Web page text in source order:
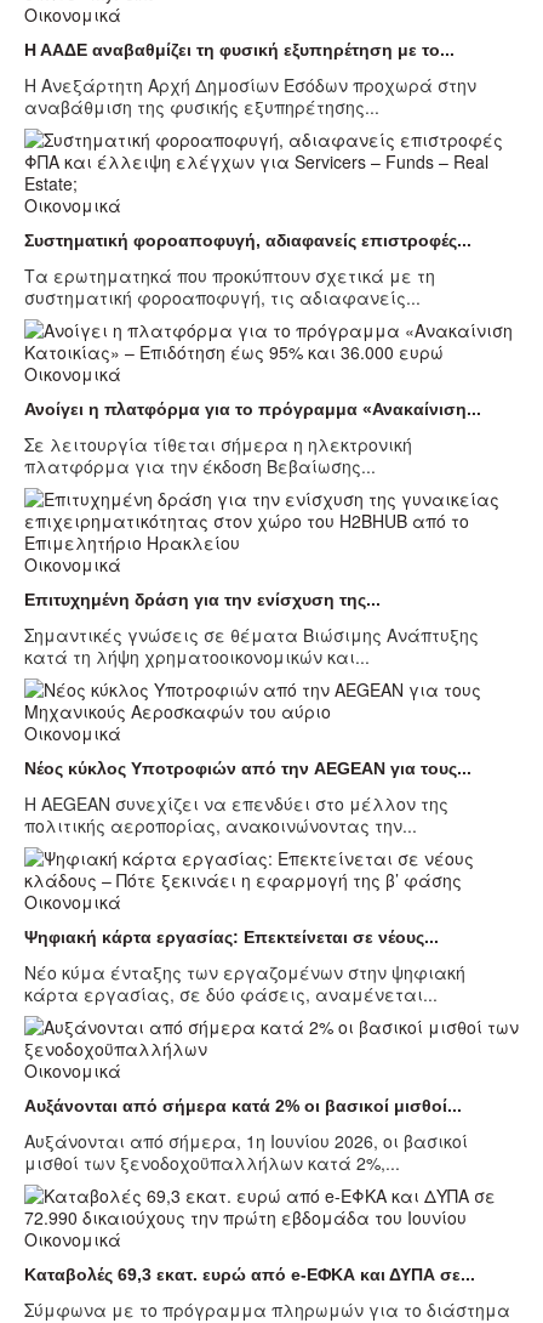
Οικονομικά
Η ΑΑΔΕ αναβαθμίζει τη φυσική εξυπηρέτηση με το...
Η Ανεξάρτητη Αρχή Δημοσίων Εσόδων προχωρά στην
αναβάθμιση της φυσικής εξυπηρέτησης...
Οικονομικά
Συστηματική φοροαποφυγή, αδιαφανείς επιστροφές...
Τα ερωτηματηκά που προκύπτουν σχετικά με τη
συστηματική φοροαποφυγή, τις αδιαφανείς...
Οικονομικά
Ανοίγει η πλατφόρμα για το πρόγραμμα «Ανακαίνιση...
Σε λειτουργία τίθεται σήμερα η ηλεκτρονική
πλατφόρμα για την έκδοση Βεβαίωσης...
Οικονομικά
Επιτυχημένη δράση για την ενίσχυση της...
Σημαντικές γνώσεις σε θέματα Βιώσιμης Ανάπτυξης
κατά τη λήψη χρηματοοικονομικών και...
Οικονομικά
Νέος κύκλος Υποτροφιών από την AEGEAN για τους...
Η AEGEAN συνεχίζει να επενδύει στο μέλλον της
πολιτικής αεροπορίας, ανακοινώνοντας την...
Οικονομικά
Ψηφιακή κάρτα εργασίας: Επεκτείνεται σε νέους...
Νέο κύμα ένταξης των εργαζομένων στην ψηφιακή
κάρτα εργασίας, σε δύο φάσεις, αναμένεται...
Οικονομικά
Aυξάνονται από σήμερα κατά 2% οι βασικοί μισθοί...
Αυξάνονται από σήμερα, 1η Ιουνίου 2026, οι βασικοί
μισθοί των ξενοδοχοϋπαλλήλων κατά 2%,...
Οικονομικά
Καταβολές 69,3 εκατ. ευρώ από e-ΕΦΚΑ και ΔΥΠΑ σε...
Σύμφωνα με το πρόγραμμα πληρωμών για το διάστημα